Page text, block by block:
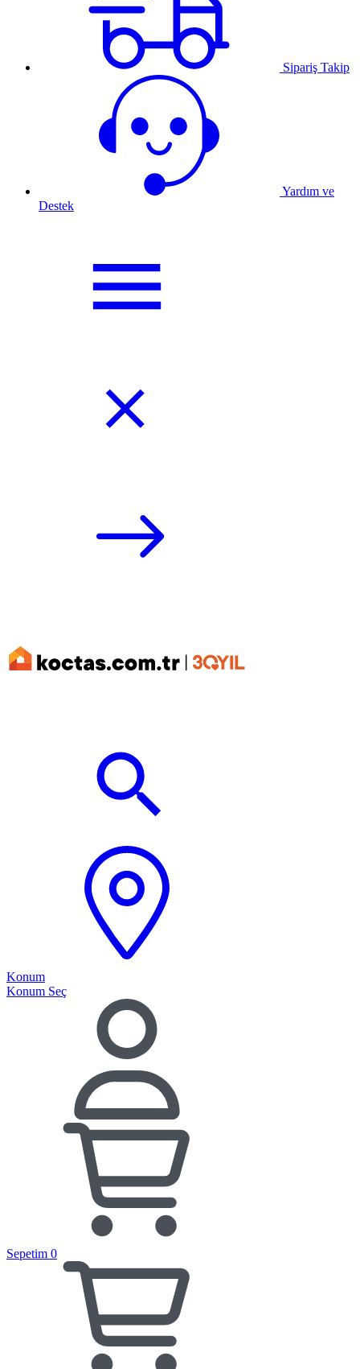
Sipariş Takip
Yardım ve
Destek
Konum
Konum Seç
Sepetim 0